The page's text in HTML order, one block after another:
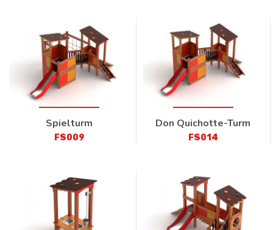
Spielturm
FS009
Don Quichotte-Turm
FS014